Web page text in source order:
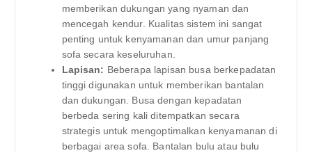
memberikan dukungan yang nyaman dan
mencegah kendur. Kualitas sistem ini sangat
penting untuk kenyamanan dan umur panjang
sofa secara keseluruhan.
Lapisan: Beberapa lapisan busa berkepadatan
tinggi digunakan untuk memberikan bantalan
dan dukungan. Busa dengan kepadatan
berbeda sering kali ditempatkan secara
strategis untuk mengoptimalkan kenyamanan di
berbagai area sofa. Bantalan bulu atau bulu